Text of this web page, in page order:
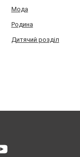
Мода
Родина
Дитячий розділ